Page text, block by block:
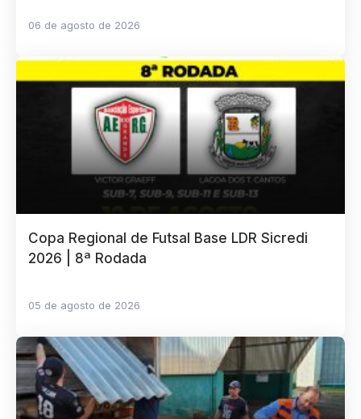
06 de agosto de 2026
Copa Regional de Futsal Base LDR Sicredi
2026 | 8ª Rodada
05 de agosto de 2026